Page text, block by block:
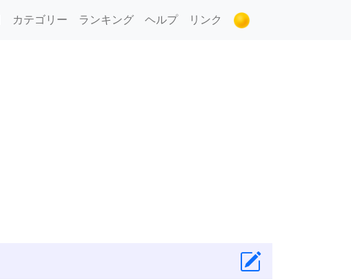
カテゴリー ランキング ヘルプ
リンク